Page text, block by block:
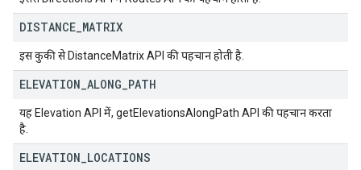
DISTANCE MATRIX
इस कुकी से DistanceMatrix API की पहचान होती है.
ELEVATION ALONG PATH
यह Elevation API में, getElevationsAlongPath API की पहचान करता
है.
ELEVATION LOCATIONS